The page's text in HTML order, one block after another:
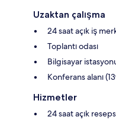
Uzaktan çalışma
24 saat açık iş
Toplantı odası
Bilgisayar
Konferans alanı
Hizmetler
24 saat açık